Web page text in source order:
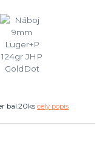
bal.20ks celý popis